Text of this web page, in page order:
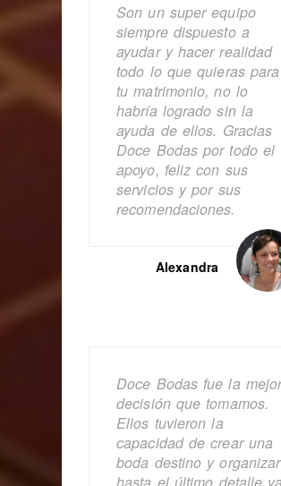
Son un super equipo
siempre dispuesto a
ayudar y hacer realidad
todo lo que quieras para
tu matrimonio, no lo
habría logrado sin la
ayuda de ellos. Gracias
Doce Bodas por todo el
apoyo, feliz con sus
servicios y por sus
recomendaciones.
Alexandra
Doce Bodas fue la
decisión que tomamos.
Ellos tuvieron la
capacidad de crear una
boda destino y organizar